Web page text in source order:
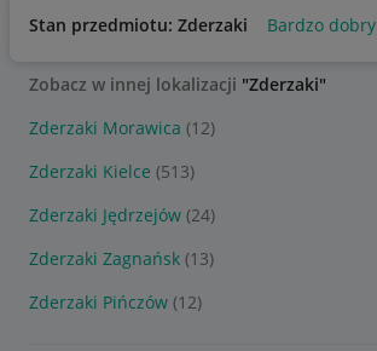
Stan przedmiotu: Zderzaki Bardzo dobry
Zobacz w innej lokalizacji "Zderzaki"
Zderzaki Morawica (12)
Zderzaki Kielce (513)
Zderzaki Jędrzejów (24)
Zderzaki Zagnańsk (13)
Zderzaki Pińczów (12)